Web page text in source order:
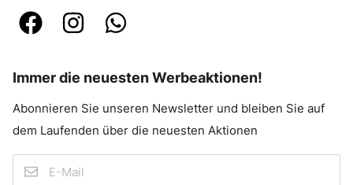
Immer die neuesten Werbeaktionen!
Abonnieren Sie unseren Newsletter und bleiben Sie auf
dem Laufenden über die neuesten Aktionen